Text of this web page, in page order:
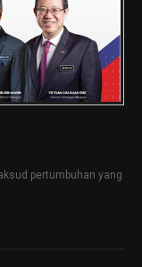
pertumbuhan yang